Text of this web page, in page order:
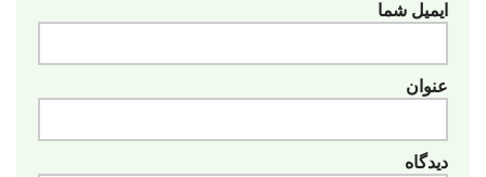
ایمیل شما
عنوان
دیدگاه